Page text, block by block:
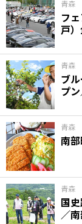
青森
フ
戸
青森
ブ
プ
青森
南
青森
国
／